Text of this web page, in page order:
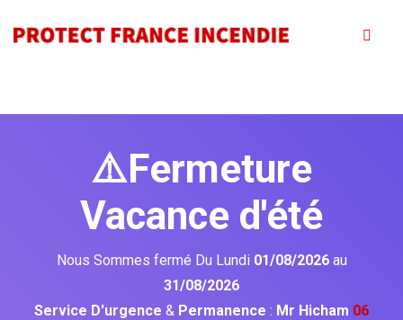
⚠️Fermeture
Vacance d'été
Nous Sommes fermé Du Lundi 01/08/2026 au
31/08/2026
Service D'urgence & Permanence : Mr Hicham 06